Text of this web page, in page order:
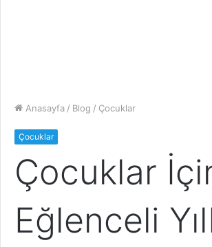
Anasayfa / Blog / Çocuklar
Çocuklar
Çocuklar
Eğlenceli